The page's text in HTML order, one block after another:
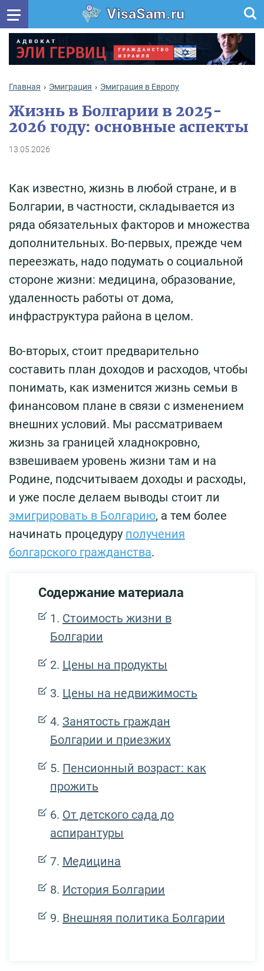
VisaSam.ru
Главная Эмиграция Эмиграция в Европу
Жизнь в Болгарии в 2025-
2026 году: основные аспекты
13.05.2026
Как известно, жизнь в любой стране, и в
Болгарии, в частности, складывается из
ряда обязательных факторов и множества
дополнительных. Во-первых, прежде чем
переезжать, надо подумать о социальной
стороне жизни: медицина, образование,
удаленность работы от дома,
инфраструктура района в целом.
Во-вторых, стоит предварительно
составить план доходов и расходов, чтобы
понимать, как изменится жизнь семьи в
финансовом плане в связи с изменением
внешних условий. Мы рассматриваем
жизнь за границей хладнокровно,
взвешиваем уровень жизни там и на
Родине, подсчитываем доходы и расходы,
и уже после делаем выводы стоит ли
эмигрировать в Болгарию, а тем более
начинать процедуру получения
болгарского гражданства.
Содержание материала
Стоимость жизни в
Болгарии
Цены на продукты
Цены на недвижимость
Занятость граждан
Болгарии и приезжих
Пенсионный возраст: как
прожить
От детского сада до
аспирантуры
Медицина
История Болгарии
Внешняя политика Болгарии